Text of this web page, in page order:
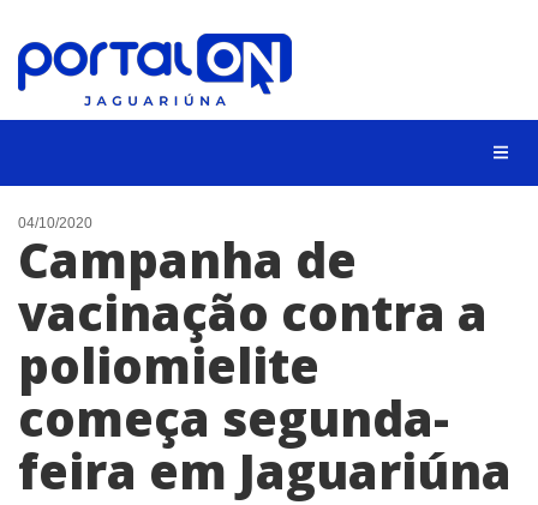
NOTÍCIAS
LISTA DIGITAL
CONTATO
ANUNCIE
04/10/2020
Campanha de
vacinação contra a
poliomielite
começa segunda-
feira em Jaguariúna